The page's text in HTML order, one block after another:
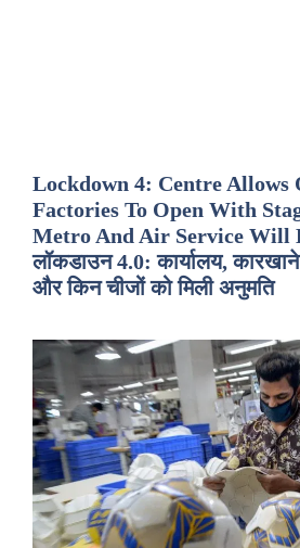
Lockdown 4: Centre Allows
Factories To Open With
Metro And Air Service Will
लॉकडाउन 4.0: कार्यालय,
और किन चीजों को मिली अनुमति